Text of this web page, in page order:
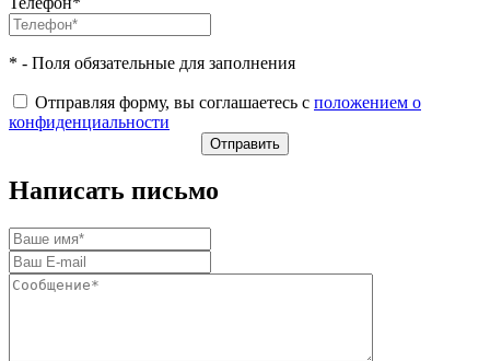
* - Поля обязательные для заполнения
Отправляя форму, вы соглашаетесь с положением о
конфиденциальности
Написать письмо